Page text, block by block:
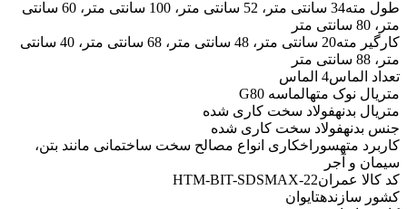
طول مته
34 سانتی متر، 52 سانتی متر، 100 سانتی متر، 60 سانتی
متر، 80 سانتی متر
کارگیر مته
20 سانتی متر، 48 سانتی متر، 68 سانتی متر، 40 سانتی
متر، 88 سانتی متر
تعداد الماس4 الماس
متریال نوک متهالماسه G80
متریال بدنهفولاد سخت کاری شده
جنس بدنهفولاد سخت کاری شده
کاربرد متهسوراخکاری انواع مصالح سخت ساختمانی مانند بتن،
سیمان و آجر
کد کالا عمرانHTM-BIT-SDSMAX-22
کشور سازندهتایوان